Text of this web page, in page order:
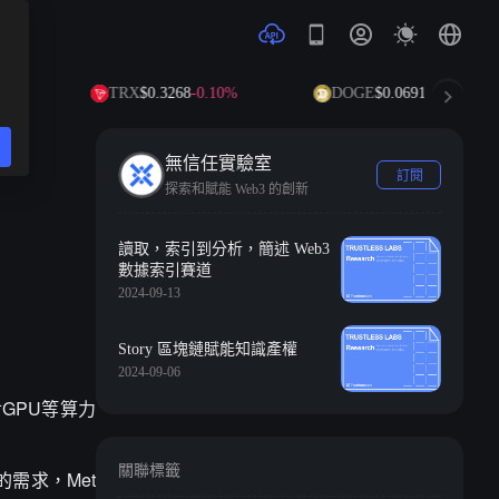
TRX$0.3268-0.10% DOGE$0.0691-1.24%
等算力
需求，Met
無信任實驗室
探索和賦能 Web3 的創新
訂閱
讀取，索引到分析，簡述 Web3
數據索引賽道
2024-09-13
Story 區塊鏈賦能知識產權
2024-09-06
關聯標籤